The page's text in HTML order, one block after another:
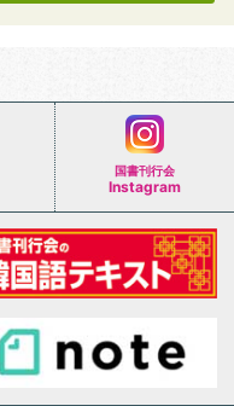
国書刊行会
Instagram